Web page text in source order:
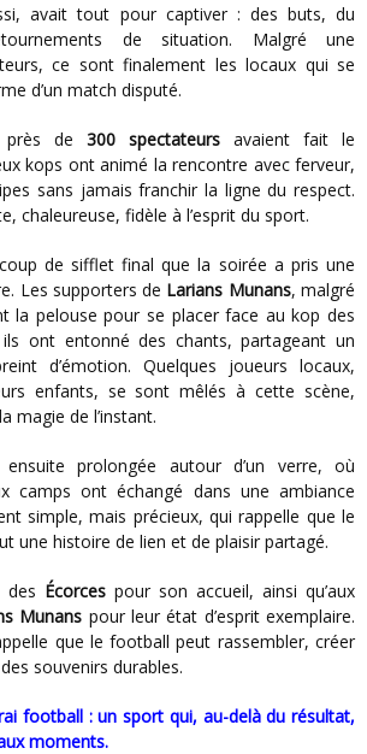
de situation. Malgré une
ce sont finalement les locaux qui se
d’un match disputé.
près de 300 spectateurs avaient fait le
kops ont animé la rencontre avec ferveur,
sans jamais franchir la ligne du respect.
chaleureuse, fidèle à l’esprit du sport.
Les supporters de Larians Munans, malgré
la pelouse pour se placer face au kop des
ils ont entonné des chants, partageant un
d’émotion. Quelques joueurs locaux,
enfants, se sont mêlés à cette scène,
magie de l’instant.
camps ont échangé dans une ambiance
simple, mais précieux, qui rappelle que le
une histoire de lien et de plaisir partagé.
des Écorces pour son accueil, ainsi qu’aux
Munans pour leur état d’esprit exemplaire.
que le football peut rassembler, créer
souvenirs durables.
moments.